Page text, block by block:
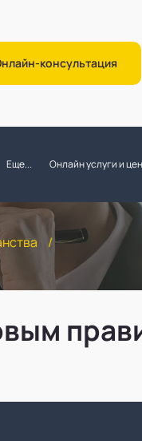
консультация
Еще... Онлайн услуги и
/